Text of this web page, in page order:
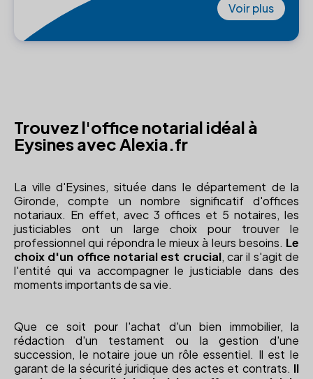
Voir plus
Trouvez l'office notarial idéal à
Eysines avec Alexia.fr
La ville d'Eysines, située dans le département de la
Gironde, compte un nombre significatif d'offices
notariaux. En effet, avec 3 offices et 5 notaires, les
justiciables ont un large choix pour trouver le
professionnel qui répondra le mieux à leurs besoins. Le
choix d'un office notarial est crucial, car il s'agit de
l'entité qui va accompagner le justiciable dans des
moments importants de sa vie.
Que ce soit pour l'achat d'un bien immobilier, la
rédaction d'un testament ou la gestion d'une
succession, le notaire joue un rôle essentiel. Il est le
garant de la sécurité juridique des actes et contrats. Il